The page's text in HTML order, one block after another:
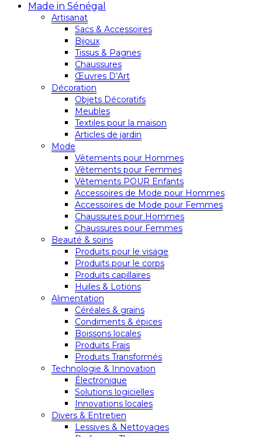
Made in Sénégal
Artisanat
Sacs & Accessoires
Bijoux
Tissus & Pagnes
Chaussures
Œuvres D’Art
Décoration
Objets Décoratifs
Meubles
Textiles pour la maison
Articles de jardin
Mode
Vêtements pour Hommes
Vêtements pour Femmes
Vêtements POUR Enfants
Accessoires de Mode pour Hommes
Accessoires de Mode pour Femmes
Chaussures pour Hommes
Chaussures pour Femmes
Beauté & soins
Produits pour le visage
Produits pour le corps
Produits capillaires
Huiles & Lotions
Alimentation
Céréales & grains
Condiments & épices
Boissons locales
Produits Frais
Produits Transformés
Technologie & Innovation
Électronique
Solutions logicielles
Innovations locales
Divers & Entretien
Lessives & Nettoyages